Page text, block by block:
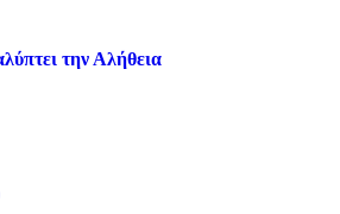
την Αλήθεια